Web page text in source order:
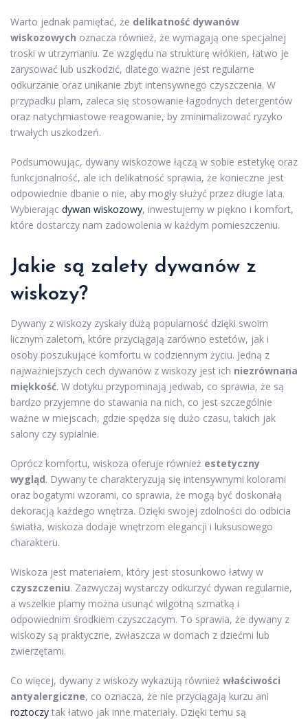
Warto jednak pamiętać, że delikatność dywanów
wiskozowych oznacza również, że wymagają one specjalnej
troski w utrzymaniu. Ze względu na strukturę włókien, łatwo je
zarysować lub uszkodzić, dlatego ważne jest regularne
odkurzanie oraz unikanie zbyt intensywnego czyszczenia. W
przypadku plam, zaleca się stosowanie łagodnych detergentów
oraz natychmiastowe reagowanie, by zminimalizować ryzyko
trwałych uszkodzeń.
Podsumowując, dywany wiskozowe łączą w sobie estetykę oraz
funkcjonalność, ale ich delikatność sprawia, że konieczne jest
odpowiednie dbanie o nie, aby mogły służyć przez długie lata.
Wybierając dywan wiskozowy, inwestujemy w piękno i komfort,
które dostarczy nam zadowolenia w każdym pomieszczeniu.
Jakie są zalety dywanów z
wiskozy?
Dywany z wiskozy zyskały dużą popularność dzięki swoim
licznym zaletom, które przyciągają zarówno estetów, jak i
osoby poszukujące komfortu w codziennym życiu. Jedną z
najważniejszych cech dywanów z wiskozy jest ich niezrównana
miękkość. W dotyku przypominają jedwab, co sprawia, że są
bardzo przyjemne do stawania na nich, co jest szczególnie
ważne w miejscach, gdzie spędza się dużo czasu, takich jak
salony czy sypialnie.
Oprócz komfortu, wiskoza oferuje również estetyczny
wygląd. Dywany te charakteryzują się intensywnymi kolorami
oraz bogatymi wzorami, co sprawia, że mogą być doskonałą
dekoracją każdego wnętrza. Dzięki swojej zdolności do odbicia
światła, wiskoza dodaje wnętrzom elegancji i luksusowego
charakteru.
Wiskoza jest materiałem, który jest stosunkowo łatwy w
czyszczeniu. Zazwyczaj wystarczy odkurzyć dywan regularnie,
a wszelkie plamy można usunąć wilgotną szmatką i
odpowiednim środkiem czyszczącym. To sprawia, że dywany z
wiskozy są praktyczne, zwłaszcza w domach z dziećmi lub
zwierzętami.
Co więcej, dywany z wiskozy wykazują również właściwości
antyalergiczne, co oznacza, że nie przyciągają kurzu ani
roztoczy tak łatwo jak inne materiały. Dzięki temu są